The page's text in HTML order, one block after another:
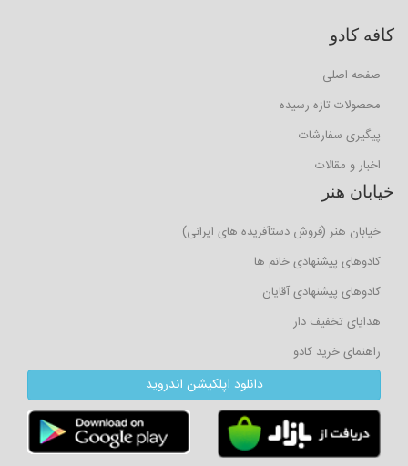
کافه کادو
صفحه اصلی
محصولات تازه رسیده
پیگیری سفارشات
اخبار و مقالات
خیابان هنر
خیابان هنر (فروش دستآفریده های ایرانی)
کادوهای پیشنهادی خانم ها
کادوهای پیشنهادی آقایان
هدایای تخفیف دار
راهنمای خرید کادو
دانلود اپلکیشن اندروید